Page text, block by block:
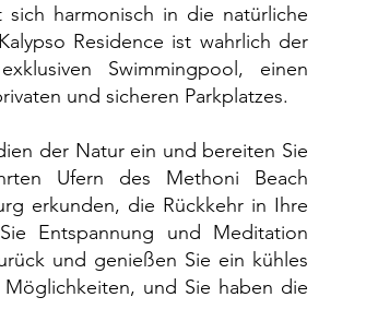
harmonisch in die natürliche
Residence ist wahrlich der
Swimmingpool, einen
und sicheren Parkplatzes.
der Natur ein und bereiten Sie
Ufern des Methoni Beach
erkunden, die Rückkehr in Ihre
Entspannung und Meditation
und genießen Sie ein kühles
und Sie haben die